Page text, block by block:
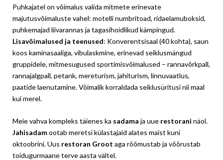
Puhkajatel on võimalus valida mitmete erinevate
majutusvõimaluste vahel: motelli numbritoad, ridaelamuboksid,
puhkemajad liivarannas ja tagasihoidlikud kämpingud.
Lisavõimalused ja teenused: Konverentsisaal (40 kohta), saun
koos kaminasaaliga, vibulaskmine, erinevad seiklusmängud
gruppidele, mitmesugused sportimisvõimalused – rannavõrkpall,
rannajalgpall, petank, mereturism, jahiturism, linnuvaatlus,
paatide laenutamine. Võimalik korraldada seiklusüritusi nii maal
kui merel.
Meie vahva kompleks täienes ka sadama ja uue restorani näol.
Jahisadamootab meretsi külastajaid alates maist kuni
oktoobrini. Uus restoran Groot aga rõõmustab ja võõrustab
toidugurmaane terve aasta vältel.